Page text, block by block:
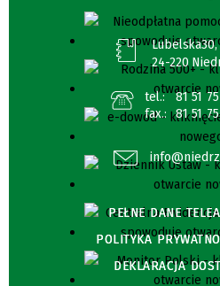
Lubelska30,
24-220
tel.:
81 51
fax.:
81 51
PEŁNE DANE
POLITYKA
DEKLARACJA